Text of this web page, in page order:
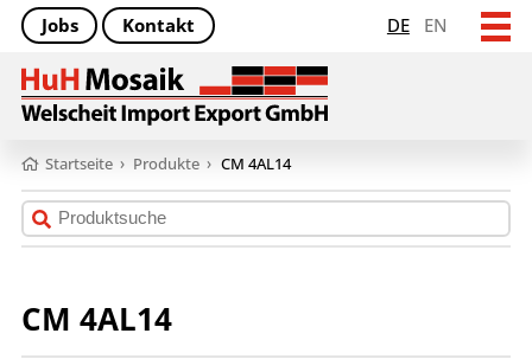
DE EN
Jobs Kontakt
Startseite › Produkte › CM 4AL14
CM 4AL14